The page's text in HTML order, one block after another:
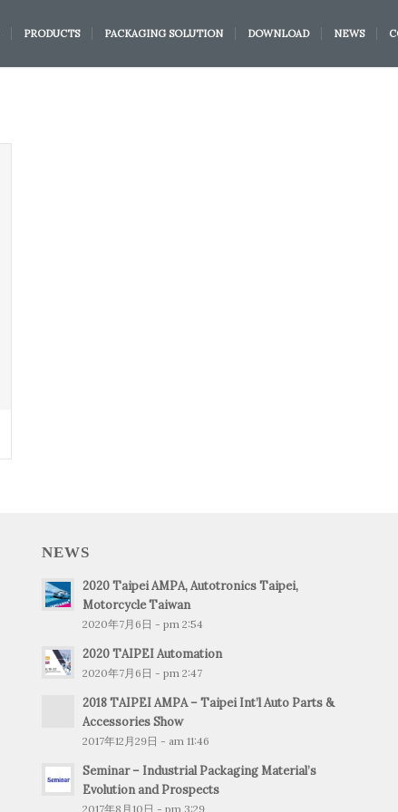
PRODUCTS PACKAGING SOLUTION DOWNLOAD NEWS
NEWS
2020 Taipei AMPA, Autotronics Taipei,
Motorcycle Taiwan
2020年7月6日 - pm 2:54
2020 TAIPEI Automation
2020年7月6日 - pm 2:47
2018 TAIPEI AMPA – Taipei Int’l Auto Parts &
Accessories Show
2017年12月29日 - am 11:46
Seminar – Industrial Packaging Material’s
Evolution and Prospects
2017年8月10日 - pm 3:29